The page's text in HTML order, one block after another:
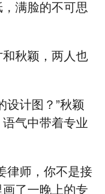
满脸的不可思
秋颖，两人也
计图？”秋颖
气中带着专业
律师，你不是接
了一晚上的专